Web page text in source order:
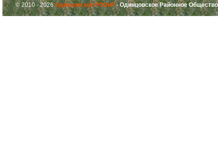
© 2010 - 2026Одинцовское РООиР- Одинцовское Районное